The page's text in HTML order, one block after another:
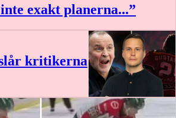
exakt planerna...”
kritikerna